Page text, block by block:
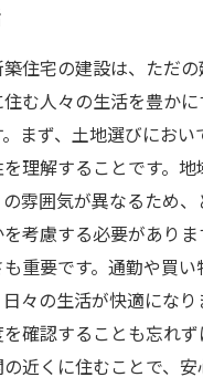
住宅の建設は、ただ
む人々の生活を豊か
まず、土地選びにお
理解することです。地
雰囲気が異なるため
考慮する必要があり
重要です。通勤や買
々の生活が快適にな
確認することも忘れず
近くに住むことで、